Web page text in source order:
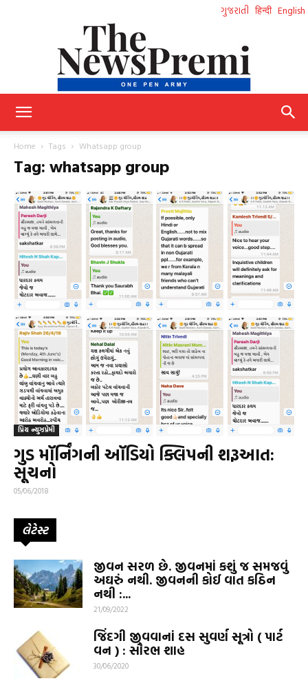
ગુજરાતી हिन्दी English
Home Tags Whatsapp group
Tag: whatsapp group
પ્રિય ન્યુઝપ્રેમી
ગુડ મૉર્નિંગની ઑડિયો ક્લિપની શરૂઆત:
સૂચનો
05/06/2018
લેટેસ્ટ
જીવન સરળ છે. જીવનમાં કશું જ સમજવું
અઘરું નથી. જીવનની કોઈ વાત કઠિન
નથી :...
21/09/2022
જિંદગી જીવવાનાં દસ સુવર્ણ સૂત્રો ( પાર્ટ
વન ) : સૌરભ શાહ
30/06/2020